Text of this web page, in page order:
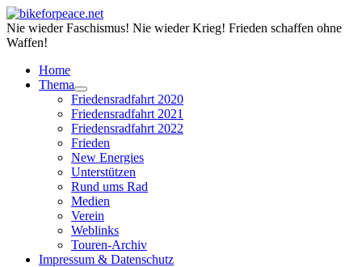
Nie wieder Faschismus! Nie wieder Krieg! Frieden schaffen ohne
Waffen!
Home
Thema
Friedensradfahrt 2020
Friedensradfahrt 2021
Friedensradfahrt 2022
Frieden
New Energies
Unterstützen
Rund ums Rad
Medien
Verein
Weblinks
Touren-Archiv
Impressum & Datenschutz